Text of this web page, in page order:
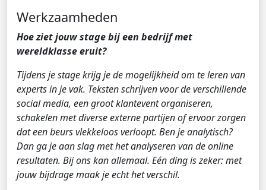
Werkzaamheden
Hoe ziet jouw stage bij een bedrijf met
wereldklasse eruit?
Tijdens je stage krijg je de mogelijkheid om te leren van
experts in je vak. Teksten schrijven voor de verschillende
social media, een groot klantevent organiseren,
schakelen met diverse externe partijen of ervoor zorgen
dat een beurs vlekkeloos verloopt. Ben je analytisch?
Dan ga je aan slag met het analyseren van de online
resultaten. Bij ons kan allemaal. Eén ding is zeker: met
jouw bijdrage maak je echt het verschil.